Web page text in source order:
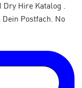
Dry Hire Katalog .
Postfach. No